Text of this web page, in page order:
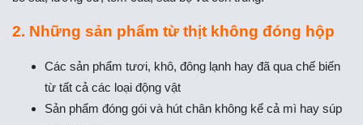
2. Những sản phẩm từ thịt không đóng hộp
Các sản phẩm tươi, khô, đông lạnh hay đã qua chế biến
từ tất cả các loại động vật
Sản phẩm đóng gói và hút chân không kể cả mì hay súp